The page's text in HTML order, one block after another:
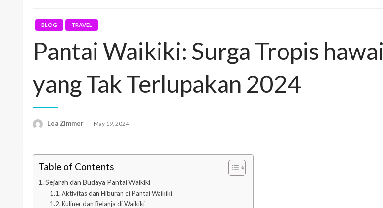
BLOG TRAVEL
Pantai Waikiki: Surga Tropis hawai
yang Tak Terlupakan 2024
Lea Zimmer
Posted
May 19, 2024
Table of Contents
Sejarah dan Budaya Pantai Waikiki
Aktivitas dan Hiburan di Pantai Waikiki
Kuliner dan Belanja di Waikiki